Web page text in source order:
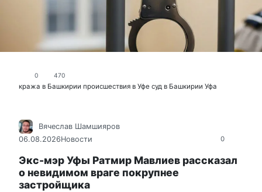
0 470
кража в Башкирии происшествия в Уфе суд в Башкирии Уфа
0
Вячеслав Шамшияров
06.08.2026Новости
Экс-мэр Уфы Ратмир Мавлиев рассказал
о невидимом враге покрупнее
застройщика